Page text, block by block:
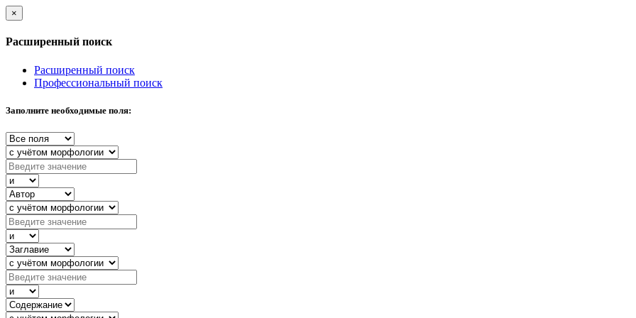
×
Расширенный поиск
Расширенный поиск
Профессиональный поиск
Заполните необходимые поля: